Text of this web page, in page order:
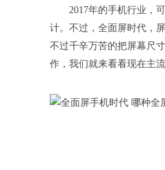
2017年的手机行业，
计。不过，全面屏时代，
不过千辛万苦的把屏幕尺
作，我们就来看看现在主